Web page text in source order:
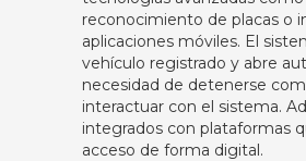
reconocimiento de placas o
aplicaciones móviles. El
vehículo registrado y abre
necesidad de detenerse
interactuar con el sistema.
integrados con plataformas
acceso de forma digital.